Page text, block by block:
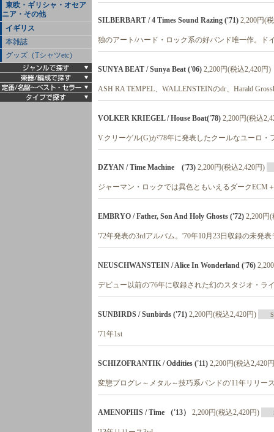
東欧・ギリシャ・オセア
ニア・その他
イギリス
本雑誌
グッズ（Tシャツetc）
SILBERBART / 4 Times Sound Razing ('71) 2,200円(
独のアート/ハード・ロック系の好バンド唯一作。ド
SUNYA BEAT / Sunya Beat ('06) 2,200円(税込2,420円)
ASH RA TEMPEL、WALLENSTEINのdr、Harald
VOLKER KRIEGEL / House Boat('78) 2,200円(税込
V.クリーゲル(G)が'78年に発表したクールなユーロ
DZYAN / Time Machine ('73) 2,200円(税込2,420円)
ジャーマン・ロックでは異色ともいえるダークECM
EMBRYO / Father, Son And Holy Ghosts ('72) 2,200円
'72年発表の3rdアルバム。'70年10月23日収録の未発
NEUSCHWANSTEIN / Alice In Wonderland ('76)
デビュー以前の'76年に収録された幻のスタジオ・ラ
SUNBIRDS / Sunbirds ('71) 2,200円(税込2,420円)
'71年1st
SCHIZOFRANTIK / Oddities ('11) 2,200円(税込2,420
変態プログレ～メタル～技巧系バンドの'11年リリー
AMENOPHIS / Time （'13） 2,200円(税込2,420円)